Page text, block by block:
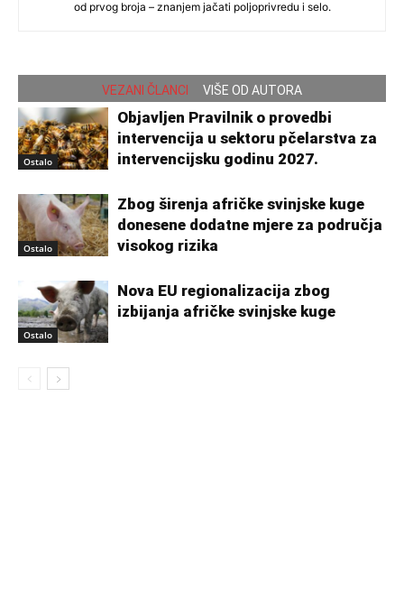
od prvog broja – znanjem jačati poljoprivredu i selo.
VEZANI ČLANCI VIŠE OD AUTORA
Ostalo
Objavljen Pravilnik o provedbi
intervencija u sektoru pčelarstva za
intervencijsku godinu 2027.
Ostalo
Zbog širenja afričke svinjske kuge
donesene dodatne mjere za područja
visokog rizika
Ostalo
Nova EU regionalizacija zbog
izbijanja afričke svinjske kuge